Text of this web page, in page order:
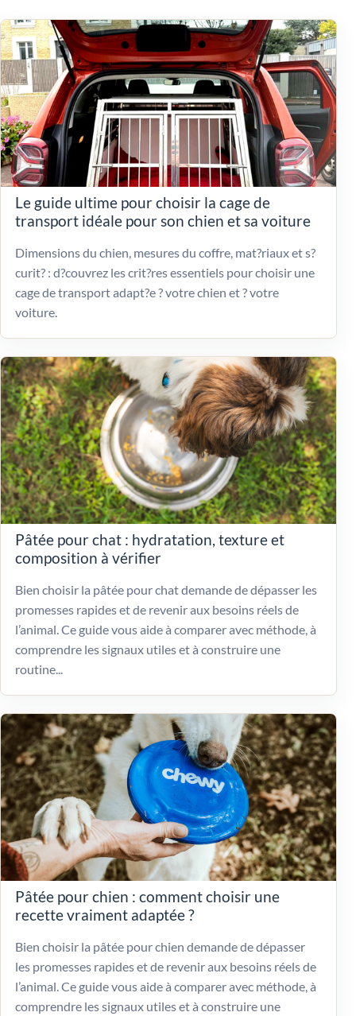
Le guide ultime pour choisir la cage de
transport idéale pour son chien et sa voiture
Dimensions du chien, mesures du coffre, mat?riaux et s?
curit? : d?couvrez les crit?res essentiels pour choisir une
cage de transport adapt?e ? votre chien et ? votre
voiture.
Pâtée pour chat : hydratation, texture et
composition à vérifier
Bien choisir la pâtée pour chat demande de dépasser les
promesses rapides et de revenir aux besoins réels de
l’animal. Ce guide vous aide à comparer avec méthode, à
comprendre les signaux utiles et à construire une
routine...
Pâtée pour chien : comment choisir une
recette vraiment adaptée ?
Bien choisir la pâtée pour chien demande de dépasser
les promesses rapides et de revenir aux besoins réels de
l’animal. Ce guide vous aide à comparer avec méthode, à
comprendre les signaux utiles et à construire une